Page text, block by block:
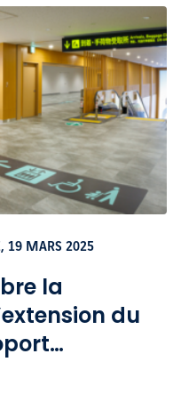
19 MARS 2025
la
du